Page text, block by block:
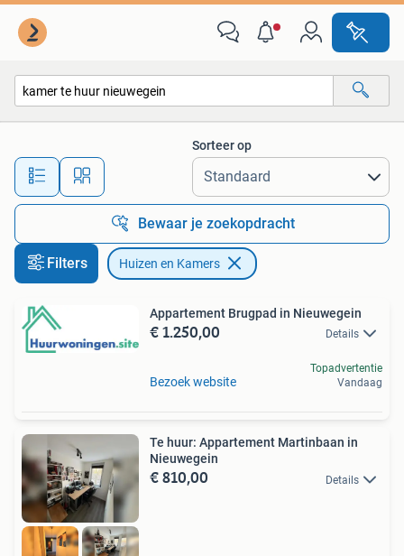
Alle afstanden…
Sorteer op
Bewaar je zoekopdracht
Filters Huizen en Kamers
Appartement Brugpad in Nieuwegein
€ 1.250,00 Details
Bezoek website
Topadvertentie
Vandaag
Te huur: Appartement Martinbaan in
Nieuwegein
€ 810,00 Details